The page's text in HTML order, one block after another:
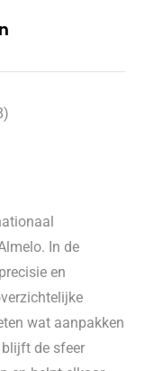
In de
en
wat aanpakken
de sfeer